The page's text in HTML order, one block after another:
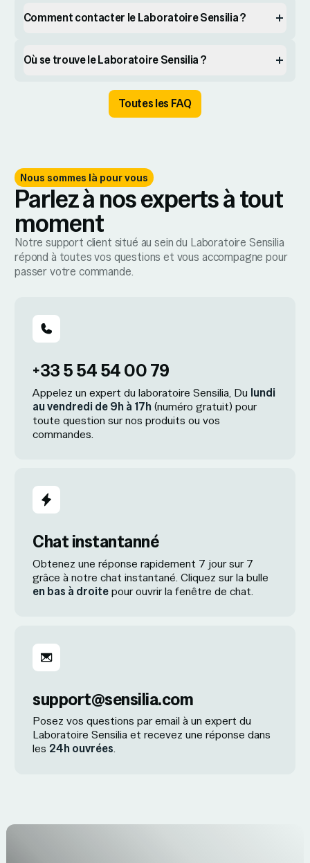
Comment contacter le Laboratoire Sensilia ?
Où se trouve le Laboratoire Sensilia ?
Toutes les FAQ
Nous sommes là pour vous
Parlez à nos experts à tout
moment
Notre support client situé au sein du Laboratoire Sensilia
répond à toutes vos questions et vous accompagne pour
passer votre commande.
+33 5 54 54 00 79
Appelez un expert du laboratoire Sensilia, Du lundi
au vendredi de 9h à 17h (numéro gratuit) pour
toute question sur nos produits ou vos
commandes.
Chat instantanné
Obtenez une réponse rapidement 7 jour sur 7
grâce à notre chat instantané. Cliquez sur la bulle
en bas à droitepour ouvrir la fenêtre de chat.
support@sensilia.com
Posez vos questions par email à un expert du
Laboratoire Sensilia et recevez une réponse dans
les24h ouvrées.